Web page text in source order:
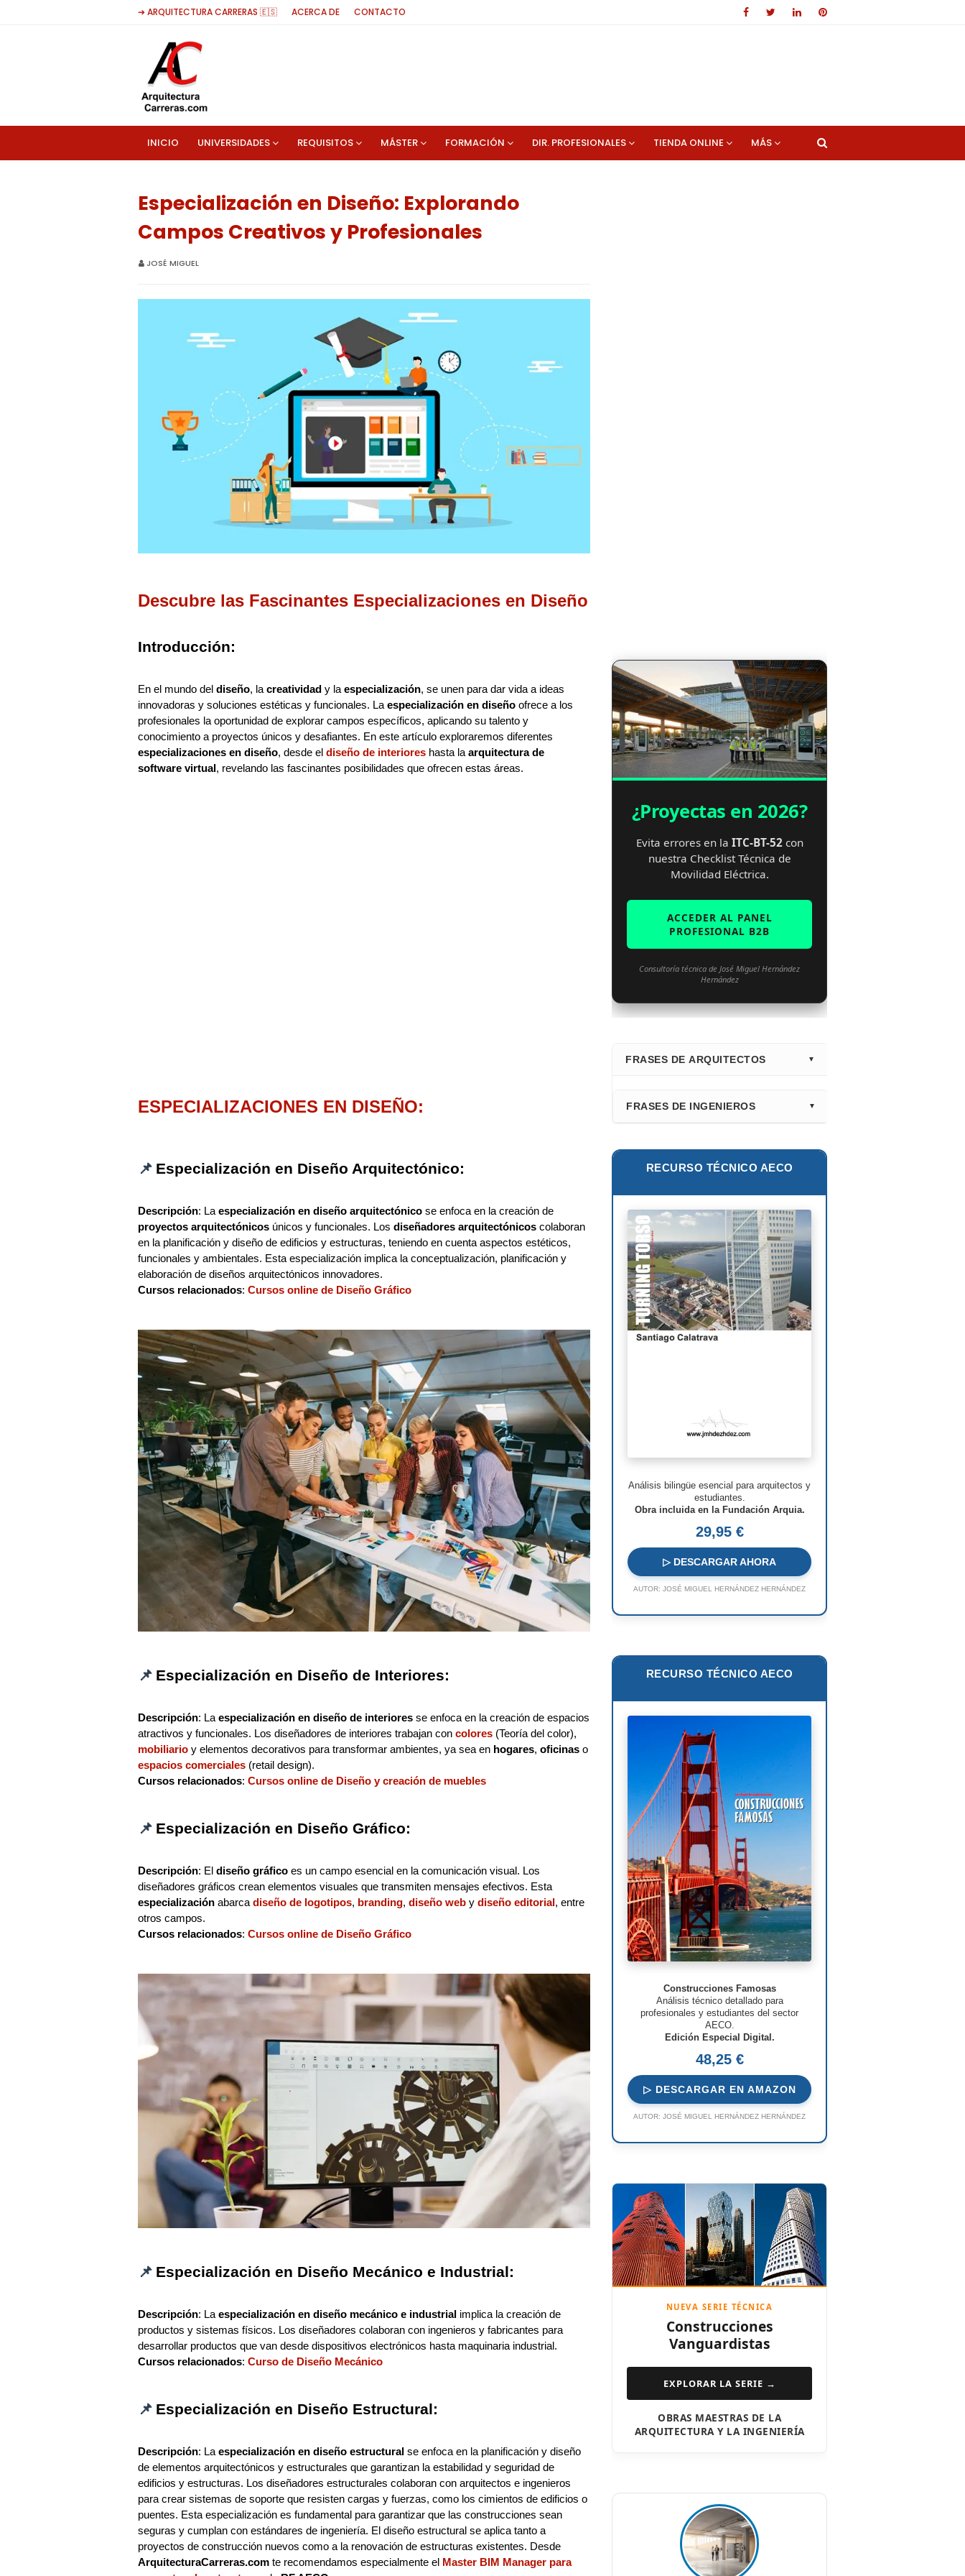
➔ ARQUITECTURA CARRERAS 🇪🇸 ACERCA DE CONTACTO
INICIO UNIVERSIDADES REQUISITOS MÁSTER FORMACIÓN DIR. PROFESIONALES TIENDA ONLINE MÁS
Especialización en Diseño: Explorando
Campos Creativos y Profesionales
JOSÉ MIGUEL
Descubre las Fascinantes Especializaciones en Diseño
Introducción:
En el mundo del diseño, la creatividad y la especialización, se unen para dar vida a ideas
innovadoras y soluciones estéticas y funcionales. La especialización en diseño ofrece a los
profesionales la oportunidad de explorar campos específicos, aplicando su talento y
conocimiento a proyectos únicos y desafiantes. En este artículo exploraremos diferentes
especializaciones en diseño, desde el diseño de interiores hasta la arquitectura de
software virtual, revelando las fascinantes posibilidades que ofrecen estas áreas.
ESPECIALIZACIONES EN DISEÑO:
📌 Especialización en Diseño Arquitectónico:
Descripción: La especialización en diseño arquitectónico se enfoca en la creación de
proyectos arquitectónicos únicos y funcionales. Los diseñadores arquitectónicos colaboran
en la planificación y diseño de edificios y estructuras, teniendo en cuenta aspectos estéticos,
funcionales y ambientales. Esta especialización implica la conceptualización, planificación y
elaboración de diseños arquitectónicos innovadores.
Cursos relacionados: Cursos online de Diseño Gráfico
📌 Especialización en Diseño de Interiores:
Descripción: La especialización en diseño de interiores se enfoca en la creación de espacios
atractivos y funcionales. Los diseñadores de interiores trabajan con colores (Teoría del color),
mobiliario y elementos decorativos para transformar ambientes, ya sea en hogares, oficinas o
espacios comerciales (retail design).
Cursos relacionados: Cursos online de Diseño y creación de muebles
📌 Especialización en Diseño Gráfico:
Descripción: El diseño gráfico es un campo esencial en la comunicación visual. Los
diseñadores gráficos crean elementos visuales que transmiten mensajes efectivos. Esta
especialización abarca diseño de logotipos, branding, diseño web y diseño editorial, entre
otros campos.
Cursos relacionados: Cursos online de Diseño Gráfico
📌 Especialización en Diseño Mecánico e Industrial:
Descripción: Laespecialización en diseño mecánico e industrial implica la creación de
productos y sistemas físicos. Los diseñadores colaboran con ingenieros y fabricantes para
desarrollar productos que van desde dispositivos electrónicos hasta maquinaria industrial.
Cursos relacionados: Curso de Diseño Mecánico
📌 Especialización en Diseño Estructural:
Descripción: Laespecialización en diseño estructural se enfoca en la planificación y diseño
de elementos arquitectónicos y estructurales que garantizan la estabilidad y seguridad de
edificios y estructuras. Los diseñadores estructurales colaboran con arquitectos e ingenieros
para crear sistemas de soporte que resisten cargas y fuerzas, como los cimientos de edificios o
puentes. Esta especialización es fundamental para garantizar que las construcciones sean
seguras y cumplan con estándares de ingeniería. El diseño estructural se aplica tanto a
proyectos de construcción nuevos como a la renovación de estructuras existentes. Desde
ArquitecturaCarreras.com te recomendamos especialmente el Master BIM Manager para
¿Proyectas en 2026?
Evita errores en la ITC-BT-52con
nuestra Checklist Técnica de
Movilidad Eléctrica.
ACCEDER AL PANEL
PROFESIONAL B2B
Consultoría técnica de José Miguel Hernández
Hernández
FRASES DE ARQUITECTOS
Santiago Calatrava
Richard Rogers
David Chipperfield
Kazuyo Sejima
Norman Foster
Steven Holl
Richard Meier
Aldo Rossi
Jacques Herzog
Rem Koolhaas
Oscar Niemeyer
Philip Johnson
Le Corbusier
William Pereira
Antoni Gaudí
Frank Lloyd Wright
Louis Sullivan
Miguel Ángel Buonarroti
FRASES DE INGENIEROS
Leslie E. Robertson
Félix Cándela
RECURSO TÉCNICO AECO
Análisis bilingüe esencial para arquitectos y
estudiantes.
Obra incluida en la Fundación Arquia.
29,95 €
▷ DESCARGAR AHORA
AUTOR: JOSÉ MIGUEL HERNÁNDEZ HERNÁNDEZ
RECURSO TÉCNICO AECO
Construcciones Famosas
Análisis técnico detallado para
profesionales y estudiantes del sector
AECO.
Edición Especial Digital.
48,25 €
▷ DESCARGAR EN AMAZON
AUTOR: JOSÉ MIGUEL HERNÁNDEZ HERNÁNDEZ
NUEVA SERIE TÉCNICA
Construcciones
Vanguardistas
EXPLORAR LA SERIE →
OBRAS MAESTRAS DE LA
ARQUITECTURA Y LA INGENIERÍA